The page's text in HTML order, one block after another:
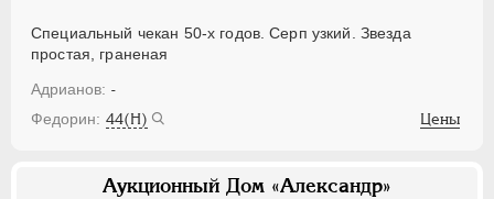
Специальный чекан 50-х годов. Серп узкий. Звезда
простая, граненая
-
44(Н)
Цены
Аукционный Дом «Александр»